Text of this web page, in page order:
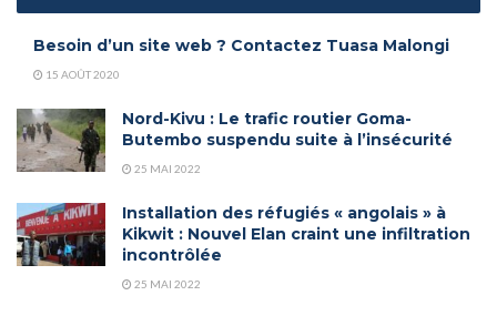
Besoin d’un site web ? Contactez Tuasa Malongi
15 AOÛT 2020
Nord-Kivu : Le trafic routier Goma-
Butembo suspendu suite à l’insécurité
25 MAI 2022
Installation des réfugiés « angolais » à
Kikwit : Nouvel Elan craint une infiltration
incontrôlée
25 MAI 2022